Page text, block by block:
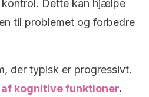
Dette kan hjælpe
til problemet og forbedre
der typisk er progressivt.
kognitive funktioner.